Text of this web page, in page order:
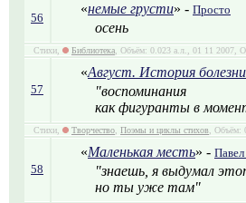
56
«немые грусти» - Просто
осень
Стихи, Библиотека , Объём: 0.023 а.л., 01 11 2007,
57
«Август. История болезни
"воспоминания
как фигуранты в
Стихи, Творчество Поэмы и циклы стихов , Объём:
58
«Маленькая месть» -
"знаешь, я выдумал
но ты уже там"